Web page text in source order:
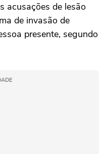
acusações de lesão
de invasão de
presente, segundo